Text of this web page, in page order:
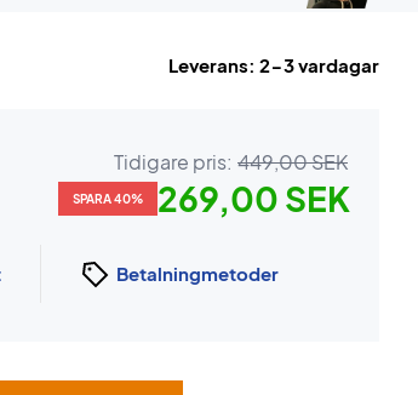
Leverans: 2-3 vardagar
Tidigare pris: 449,00 SEK
SPARA 40% 269,00 SEK
Betalningmetoder